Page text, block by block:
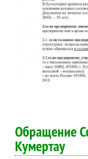
Обращение
Кумертау